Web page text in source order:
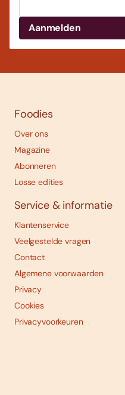
Foodies
Over ons
Magazine
Abonneren
Losse edities
Service & informatie
Klantenservice
Veelgestelde vragen
Contact
Algemene voorwaarden
Privacy
Cookies
Privacyvoorkeuren